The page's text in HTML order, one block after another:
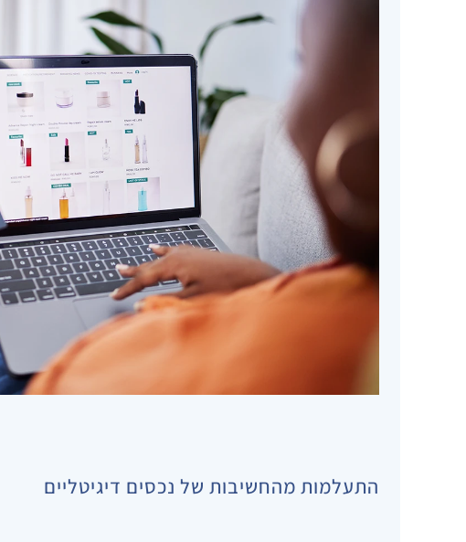
התעלמות מהחשיבות של נכסים דיגיטליים